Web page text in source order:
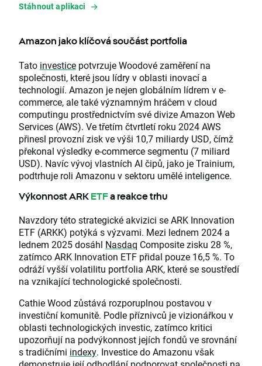
Stáhnout aplikaci
Amazon jako klíčová součást portfolia
Tato investice potvrzuje Woodové zaměření na
společnosti, které jsou lídry v oblasti inovací a
technologií. Amazon je nejen globálním lídrem v e-
commerce, ale také významným hráčem v cloud
computingu prostřednictvím své divize Amazon Web
Services (AWS). Ve třetím čtvrtletí roku 2024 AWS
přinesl provozní zisk ve výši 10,7 miliardy USD, čímž
překonal výsledky e-commerce segmentu (7 miliard
USD). Navíc vývoj vlastních AI čipů, jako je Trainium,
podtrhuje roli Amazonu v sektoru umělé inteligence.
Výkonnost ARK ETFa reakce trhu
Navzdory této strategické akvizici se ARK Innovation
ETF (ARKK) potýká s výzvami. Mezi lednem 2024 a
lednem 2025 dosáhl Nasdaq Composite zisku 28 %,
zatímco ARK Innovation ETF přidal pouze 16,5 %. To
odráží vyšší volatilitu portfolia ARK, které se soustředí
na vznikající technologické společnosti.
Cathie Wood zůstává rozporuplnou postavou v
investiční komunitě. Podle příznivců je vizionářkou v
oblasti technologických investic, zatímco kritici
upozorňují na podvýkonnost jejích fondů ve srovnání
s tradičními indexy. Investice do Amazonu však